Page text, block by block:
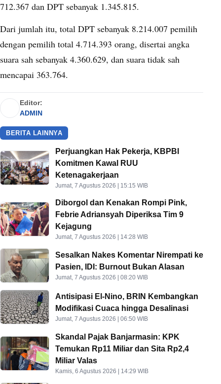
712.367 dan DPT sebanyak 1.345.815.
Dari jumlah itu, total DPT sebanyak 8.214.007 pemilih
dengan pemilih total 4.714.393 orang, disertai angka
suara sah sebanyak 4.360.629, dan suara tidak sah
mencapai 363.764.
Editor:
ADMIN
BERITA LAINNYA
Perjuangkan Hak Pekerja, KBPBI
Komitmen Kawal RUU
Ketenagakerjaan
Jumat, 7 Agustus 2026 | 15:15 WIB
Diborgol dan Kenakan Rompi Pink,
Febrie Adriansyah Diperiksa Tim 9
Kejagung
Jumat, 7 Agustus 2026 | 14:28 WIB
Sesalkan Nakes Komentar Nirempati ke
Pasien, IDI: Burnout Bukan Alasan
Jumat, 7 Agustus 2026 | 08:20 WIB
Antisipasi El-Nino, BRIN Kembangkan
Modifikasi Cuaca hingga Desalinasi
Jumat, 7 Agustus 2026 | 06:50 WIB
Skandal Pajak Banjarmasin: KPK
Temukan Rp11 Miliar dan Sita Rp2,4
Miliar Valas
Kamis, 6 Agustus 2026 | 14:29 WIB